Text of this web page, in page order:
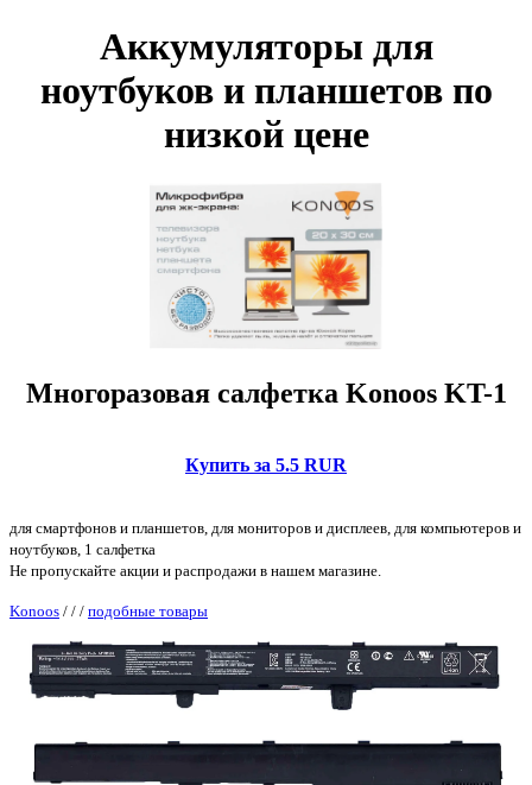
Аккумуляторы для
ноутбуков и планшетов по
низкой цене
Многоразовая салфетка Konoos KT-1
Купить за 5.5 RUR
для смартфонов и планшетов, для мониторов и дисплеев, для компьютеров и
ноутбуков, 1 салфетка
Не пропускайте акции и распродажи в нашем магазине.
Konoos / / / подобные товары